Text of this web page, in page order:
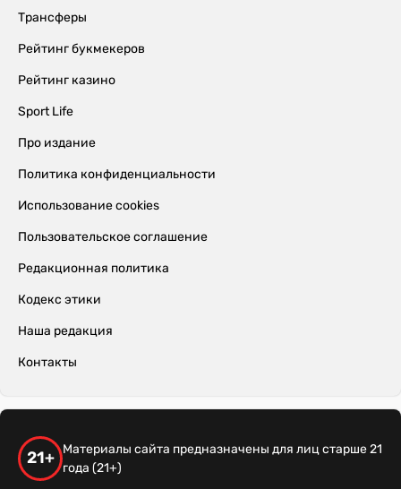
Трансферы
Рейтинг букмекеров
Рейтинг казино
Sport Life
Про издание
Политика конфиденциальности
Использование cookies
Пользовательское соглашение
Редакционная политика
Кодекс этики
Наша редакция
Контакты
21+
Материалы сайта предназначены для лиц старше 21
года (21+)